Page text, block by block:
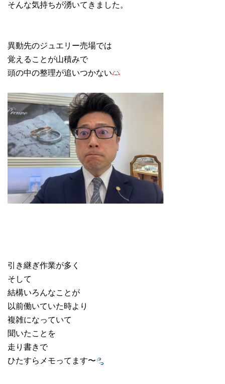
そんな気持ちが湧いてきました。
異動先のジュエリー売場では
覚えることが山積みで
頭の中の整理が追いつかない
引き継ぎ作業が多く
そして
結構いろんなことが
以前働いていた時より
複雑になっていて
聞いたことを
走り書きで
ひたすらメモってます〜